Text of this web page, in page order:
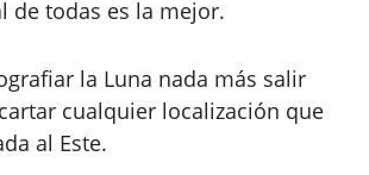
de todas es la mejor.
la Luna nada más salir
cualquier localización que
al Este.